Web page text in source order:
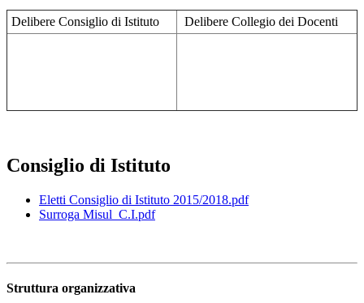
Delibere Consiglio di Istituto Delibere Collegio dei Docenti
Consiglio di Istituto
Eletti Consiglio di Istituto 2015/2018.pdf
Surroga Misul_C.I.pdf
Struttura organizzativa